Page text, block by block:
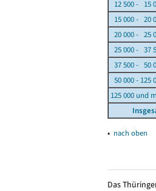
12 500 - 15
15 000 - 20
20 000 - 25
25 000 - 37
37 500 - 50
50 000 - 125
125 000 und
▴ nach oben
Das